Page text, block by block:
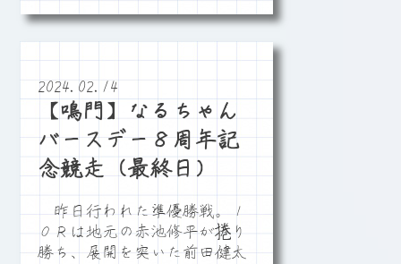
2024.02.14
【鳴門】なるちゃん
バースデー８周年記
念競走（最終日）
昨日行われた準優勝戦。１
０Ｒは地元の赤池修平が捲り
勝ち、展開を突いた前田健太